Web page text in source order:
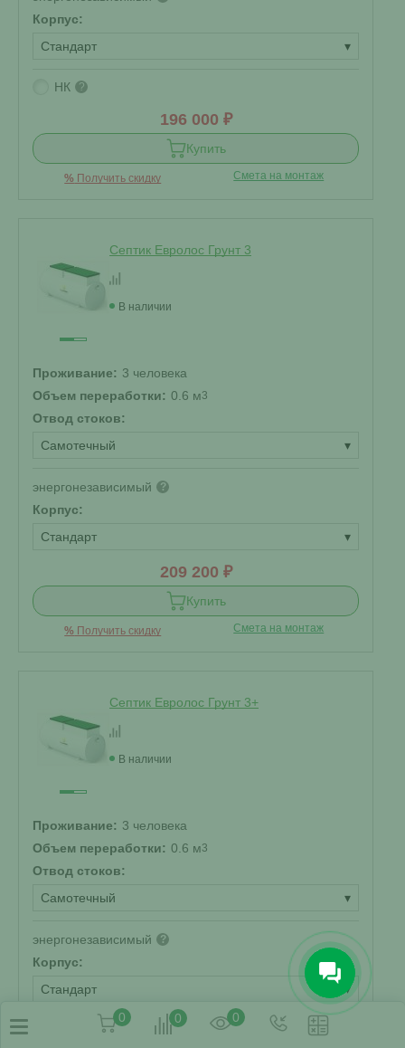
Корпус:
Стандарт
▾
НК ?
196 000 ₽
Купить
% Получить скидку Смета на монтаж
Септик Евролос Грунт 3
В наличии
Проживание: 3 человека
Объем переработки: 0.6 м3
Отвод стоков:
Самотечный
▾
энергонезависимый ?
Корпус:
Стандарт
▾
209 200 ₽
Купить
% Получить скидку Смета на монтаж
Септик Евролос Грунт 3+
В наличии
Проживание: 3 человека
Объем переработки: 0.6 м3
Отвод стоков:
Самотечный
▾
энергонезависимый ?
Корпус:
Стандарт
▾
216 000 ₽
0 0 0